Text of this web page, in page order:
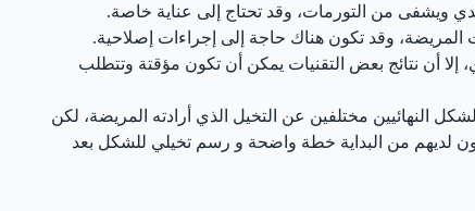
ويشفى من التورمات، وقد تحتاج إلى عناية خاصة.
المريضة، وقد تكون هناك حاجة إلى إجراءات إصلاحية.
إلا أن نتائج بعض التقنيات يمكن أن تكون مؤقتة وتتطلب
النهائيين مختلفين عن التخيل الذي أرادته المريضة، لكن
لديهم من البداية خطة واضحة و رسم تخيلي للشكل بعد